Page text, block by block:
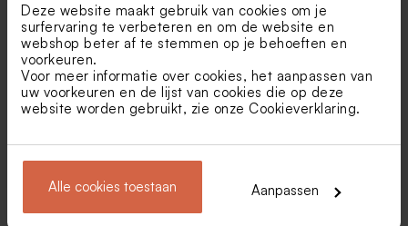
Deze website maakt gebruik van cookies om je
surfervaring te verbeteren en om de website en
webshop beter af te stemmen op je behoeften en
voorkeuren.
Voor meer informatie over cookies, het aanpassen van
uw voorkeuren en de lijst van cookies die op deze
website worden gebruikt, zie onze Cookieverklaring.
Alle cookies toestaan Aanpassen
Veelgestelde vragen over doopsuiker
voor meisjes.
Wanneer doopsuiker bestellen?
Hoeveel doopsuiker moet ik voorzien?